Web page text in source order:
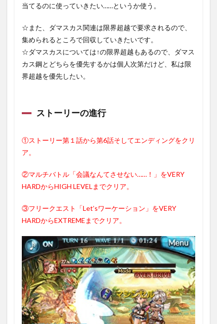
当てるのに使っていきたい……というか使う。
☆また、ダマスカス関連は限界超越で要求されるので、
集められるところで回収していきたいです。
☆ダマスカスについては↑の限界超越もあるので、ダマス
カス鋼とどちらを優先するかは個人次第だけど、私は限
界超越を優先したい。
ストーリーの進行
①ストーリー第１話から第6話そしてエンディングをクリ
ア。
②マルチバトル「会議なんてさせない……！」をVERY
HARDからHIGH LEVELまでクリア。
③フリークエスト「Let’sワーケーション」をVERY
HARDからEXTREMEまでクリア。